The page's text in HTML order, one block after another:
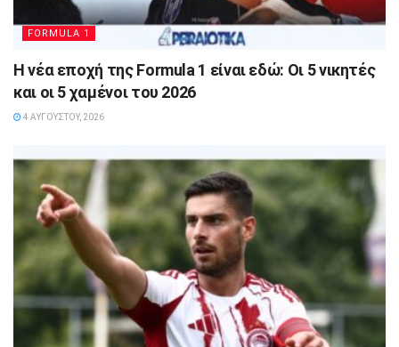
FORMULA 1
Η νέα εποχή της Formula 1 είναι εδώ: Οι 5 νικητές
και οι 5 χαμένοι του 2026
4 ΑΥΓΟΎΣΤΟΥ, 2026